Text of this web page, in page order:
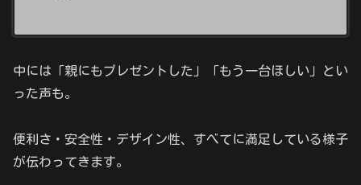
中には「親にもプレゼントした」「もう一台ほしい」とい
った声も。
便利さ・安全性・デザイン性、すべてに満足している様子
が伝わってきます。